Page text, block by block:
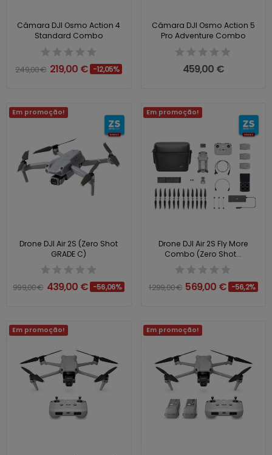
Câmara DJI Osmo Action 4
Standard Combo
249,00 € 219,00 € -12,05%
Câmara DJI Osmo Action 5
Pro Adventure Combo
459,00 €
Em promoção!
Drone DJI Air 2S (Zero Shot
GRADE C)
999,00 € 439,00 € -56,06%
Em promoção!
Drone DJI Air 2S Fly More
Combo (Zero Shot...
1 299,00 € 569,00 € -56,2%
Em promoção! Em promoção!